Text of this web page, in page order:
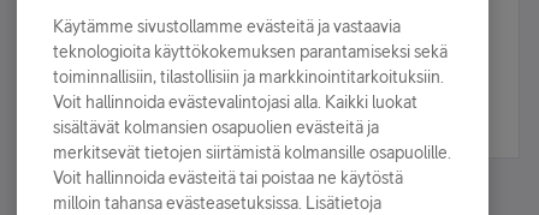
sähköpostiisi.
Tilaa nyt
Käytämme sivustollamme evästeitä ja vastaavia
teknologioita käyttökokemuksen parantamiseksi sekä
toiminnallisiin, tilastollisiin ja markkinointitarkoituksiin.
Voit hallinnoida evästevalintojasi alla. Kaikki luokat
sisältävät kolmansien osapuolien evästeitä ja
merkitsevät tietojen siirtämistä kolmansille osapuolille.
Voit hallinnoida evästeitä tai poistaa ne käytöstä
milloin tahansa evästeasetuksissa. Lisätietoja